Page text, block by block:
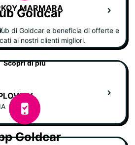
MARMARA
Goldcar
di Goldcar e beneficia di offerte e
ai nostri clienti migliori.
Scopri di più
Goldcar